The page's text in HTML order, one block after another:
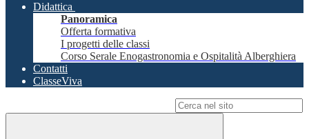
Didattica
Panoramica
Offerta formativa
I progetti delle classi
Corso Serale Enogastronomia e Ospitalità Alberghiera
Contatti
ClasseViva